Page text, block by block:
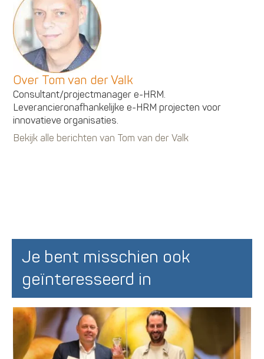
Over Tom van der Valk
Consultant/projectmanager e-HRM.
Leverancieronafhankelijke e-HRM projecten voor
innovatieve organisaties.
Bekijk alle berichten van Tom van der Valk
Je bent misschien ook
geïnteresseerd in